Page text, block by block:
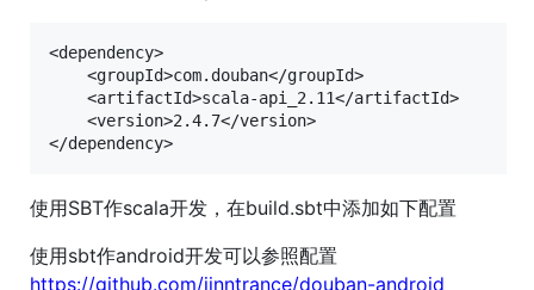
<dependency>
    <groupId>com.douban</groupId>
    <artifactId>scala-api_2.11</artifactId>
    <version>2.4.7</version>
使用SBT作scala开发，在build.sbt中添加如下配置
使用sbt作android开发可以参照配置
https://github.com/jinntrance/douban-android